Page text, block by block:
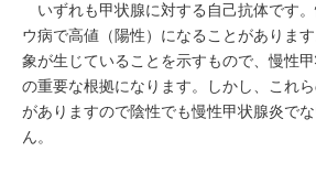
いずれも甲状腺に対する自己抗体です
ウ病で高値（陽性）になることがありま
象が生じていることを示すもので、慢性
の重要な根拠になります。しかし、これ
がありますので陰性でも慢性甲状腺炎で
ん。